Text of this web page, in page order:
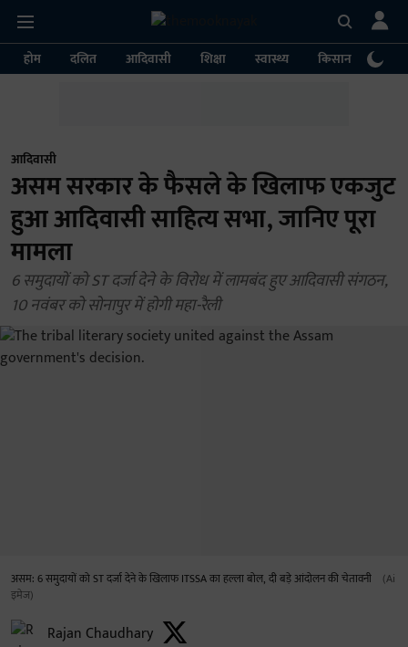
होम दलित आदिवासी शिक्षा स्वास्थ्य किसान
आदिवासी
असम सरकार के फैसले के खिलाफ एकजुट
हुआ आदिवासी साहित्य सभा, जानिए पूरा
मामला
6 समुदायों को ST दर्जा देने के विरोध में लामबंद हुए आदिवासी संगठन,
10 नवंबर को सोनापुर में होगी महा-रैली
असम: 6 समुदायों को ST दर्जा देने के खिलाफ ITSSA का हल्ला बोल, दी बड़े आंदोलन की चेतावनी
(Ai
इमेज)
Rajan Chaudhary